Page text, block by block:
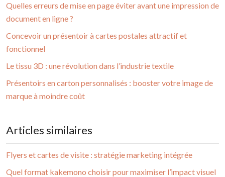
Quelles erreurs de mise en page éviter avant une impression de
document en ligne ?
Concevoir un présentoir à cartes postales attractif et
fonctionnel
Le tissu 3D : une révolution dans l’industrie textile
Présentoirs en carton personnalisés : booster votre image de
marque à moindre coût
Articles similaires
Flyers et cartes de visite : stratégie marketing intégrée
Quel format kakemono choisir pour maximiser l’impact visuel